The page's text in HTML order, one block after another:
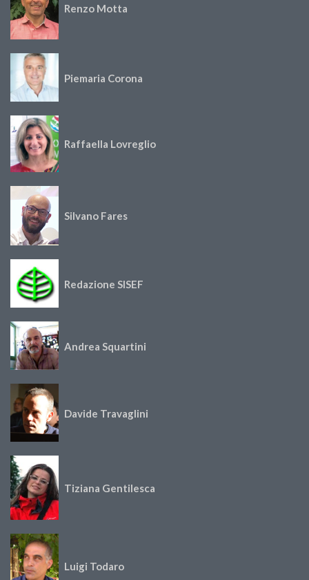
Renzo Motta
Piemaria Corona
Raffaella Lovreglio
Silvano Fares
Redazione SISEF
Andrea Squartini
Davide Travaglini
Tiziana Gentilesca
Luigi Todaro